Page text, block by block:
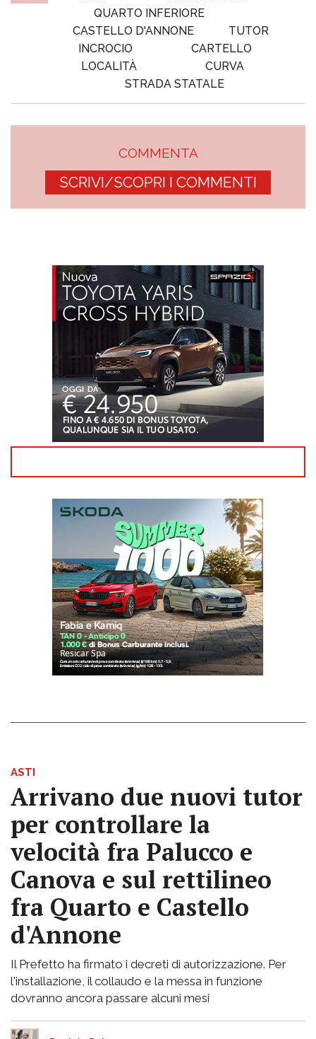
QUARTO INFERIORE
CASTELLO D'ANNONE
TUTOR
INCROCIO
CARTELLO
LOCALITÀ
CURVA
STRADA STATALE
COMMENTA
SCRIVI/SCOPRI I COMMENTI
ASTI
Arrivano due nuovi tutor
per controllare la
velocità fra Palucco e
Canova e sul rettilineo
fra Quarto e Castello
d'Annone
Il Prefetto ha firmato i decreti di autorizzazione. Per
l'installazione, il collaudo e la messa in funzione
dovranno ancora passare alcuni mesi